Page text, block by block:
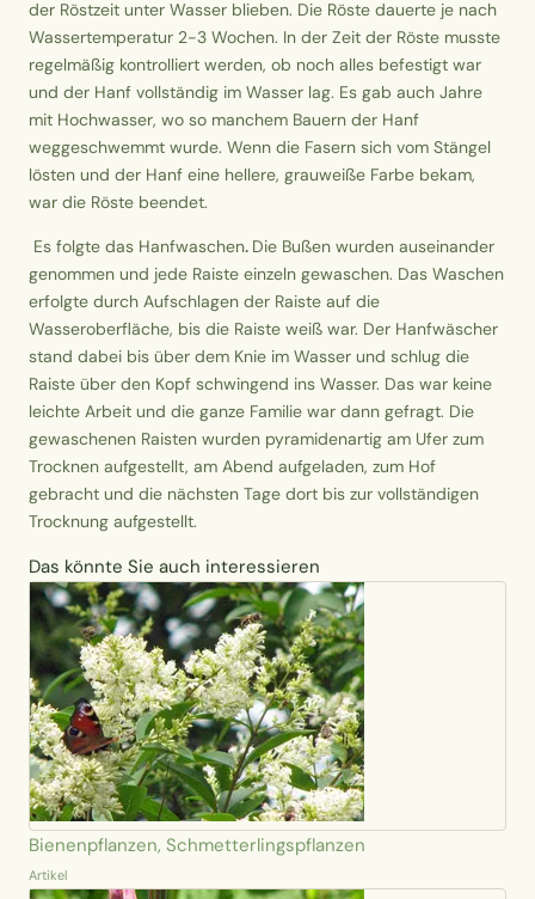
der Röstzeit unter Wasser blieben. Die Röste dauerte je nach
Wassertemperatur 2-3 Wochen. In der Zeit der Röste musste
regelmäßig kontrolliert werden, ob noch alles befestigt war
und der Hanf vollständig im Wasser lag. Es gab auch Jahre
mit Hochwasser, wo so manchem Bauern der Hanf
weggeschwemmt wurde. Wenn die Fasern sich vom Stängel
lösten und der Hanf eine hellere, grauweiße Farbe bekam,
war die Röste beendet.
Es folgte das Hanfwaschen. Die Bußen wurden auseinander
genommen und jede Raiste einzeln gewaschen. Das Waschen
erfolgte durch Aufschlagen der Raiste auf die
Wasseroberfläche, bis die Raiste weiß war. Der Hanfwäscher
stand dabei bis über dem Knie im Wasser und schlug die
Raiste über den Kopf schwingend ins Wasser. Das war keine
leichte Arbeit und die ganze Familie war dann gefragt. Die
gewaschenen Raisten wurden pyramidenartig am Ufer zum
Trocknen aufgestellt, am Abend aufgeladen, zum Hof
gebracht und die nächsten Tage dort bis zur vollständigen
Trocknung aufgestellt.
Das könnte Sie auch interessieren
Bienenpflanzen, Schmetterlingspflanzen
Artikel